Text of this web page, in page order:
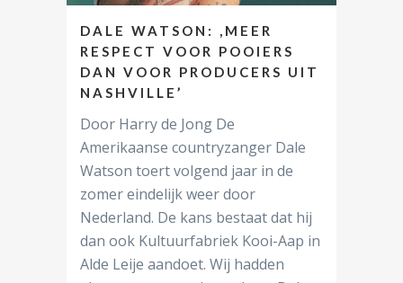
DALE WATSON: ,MEER
RESPECT VOOR POOIERS
DAN VOOR PRODUCERS UIT
NASHVILLE’
Door Harry de Jong De
Amerikaanse countryzanger Dale
Watson toert volgend jaar in de
zomer eindelijk weer door
Nederland. De kans bestaat dat hij
dan ook Kultuurfabriek Kooi-Aap in
Alde Leije aandoet. Wij hadden